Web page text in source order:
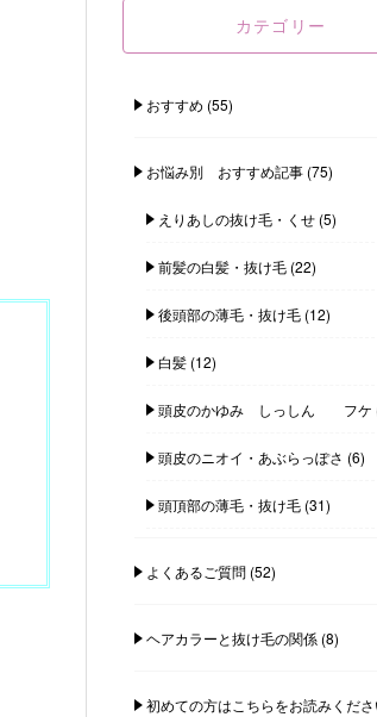
カテゴリー
おすすめ (55)
お悩み別 おすすめ記事(75)
えりあしの抜け毛・くせ(5)
前髪の白髪・抜け毛(22)
後頭部の薄毛・抜け毛(12)
白髪(12)
頭皮のかゆみ しっしん フケ
頭皮のニオイ・あぶらっぽさ (6)
頭頂部の薄毛・抜け毛(31)
よくあるご質問(52)
ヘアカラーと抜け毛の関係(8)
初めての方はこちらをお読みくだ